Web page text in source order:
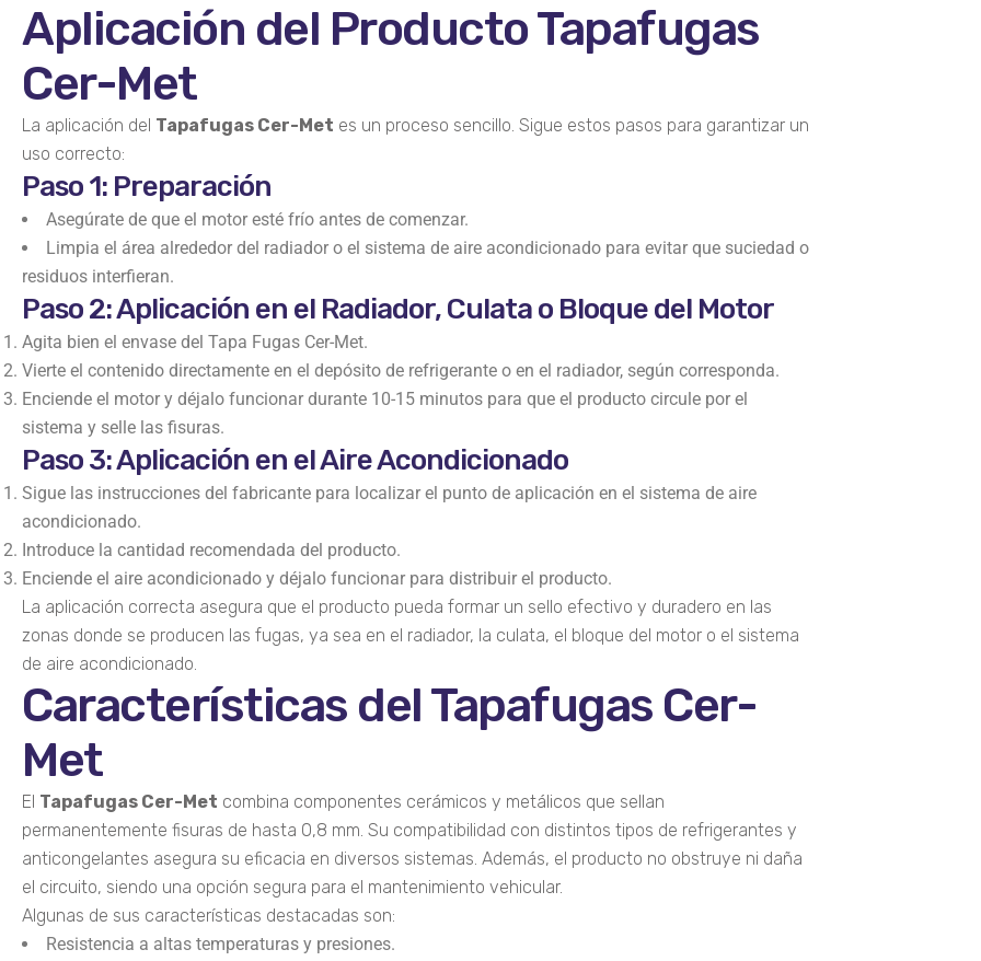
Aplicación del Producto Tapafugas
Cer-Met
La aplicación del Tapafugas Cer-Met es un proceso sencillo. Sigue estos pasos para garantizar un
uso correcto:
Paso 1: Preparación
Asegúrate de que el motor esté frío antes de comenzar.
Limpia el área alrededor del radiador o el sistema de aire acondicionado para evitar que suciedad o
residuos interfieran.
Paso 2: Aplicación en el Radiador, Culata o Bloque del Motor
Agita bien el envase del Tapa Fugas Cer-Met.
Vierte el contenido directamente en el depósito de refrigerante o en el radiador, según corresponda.
Enciende el motor y déjalo funcionar durante 10-15 minutos para que el producto circule por el
sistema y selle las fisuras.
Paso 3: Aplicación en el Aire Acondicionado
Sigue las instrucciones del fabricante para localizar el punto de aplicación en el sistema de aire
acondicionado.
Introduce la cantidad recomendada del producto.
Enciende el aire acondicionado y déjalo funcionar para distribuir el producto.
La aplicación correcta asegura que el producto pueda formar un sello efectivo y duradero en las
zonas donde se producen las fugas, ya sea en el radiador, la culata, el bloque del motor o el sistema
de aire acondicionado.
Características del Tapafugas Cer-
Met
El Tapafugas Cer-Met combina componentes cerámicos y metálicos que sellan
permanentemente fisuras de hasta 0,8 mm. Su compatibilidad con distintos tipos de refrigerantes y
anticongelantes asegura su eficacia en diversos sistemas. Además, el producto no obstruye ni daña
el circuito, siendo una opción segura para el mantenimiento vehicular.
Algunas de sus características destacadas son:
Resistencia a altas temperaturas y presiones.